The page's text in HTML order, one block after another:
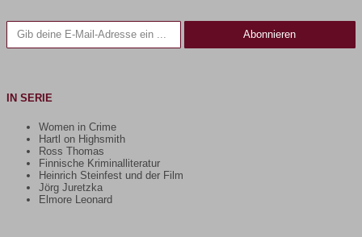
Gib deine E-Mail-Adresse ein ...
Abonnieren
IN SERIE
Women in Crime
Hartl on Highsmith
Ross Thomas
Finnische Kriminalliteratur
Heinrich Steinfest und der Film
Jörg Juretzka
Elmore Leonard